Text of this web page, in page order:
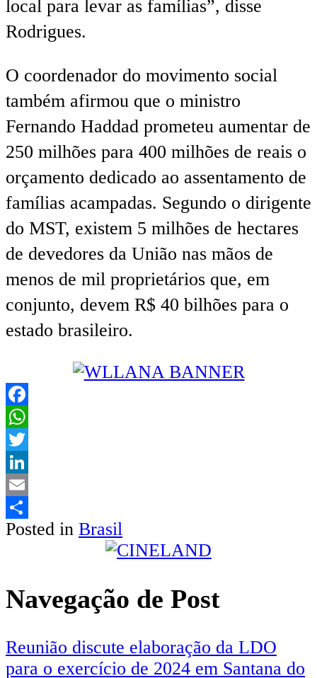
local para levar as famílias”, disse
Rodrigues.
O coordenador do movimento social
também afirmou que o ministro
Fernando Haddad prometeu aumentar de
250 milhões para 400 milhões de reais o
orçamento dedicado ao assentamento de
famílias acampadas. Segundo o dirigente
do MST, existem 5 milhões de hectares
de devedores da União nas mãos de
menos de mil proprietários que, em
conjunto, devem R$ 40 bilhões para o
estado brasileiro.
Facebook
WhatsApp
Twitter
LinkedIn
Email
Share
Posted in Brasil
Navegação de Post
Reunião discute elaboração da LDO
para o exercício de 2024 em Santana do